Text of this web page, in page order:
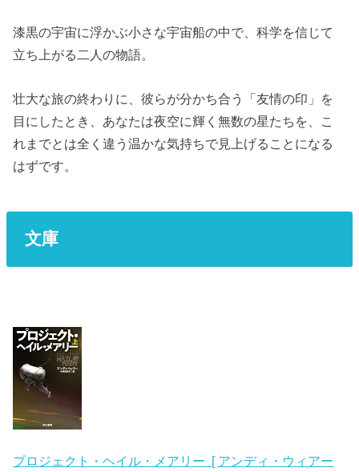
漆黒の宇宙に浮かぶ小さな宇宙船の中で、科学を信じて
立ち上がる二人の物語。
壮大な旅の終わりに、彼らが分かち合う「友情の印」を
目にしたとき、あなたは夜空に輝く無数の星たちを、こ
れまでとは全く違う温かな気持ちで見上げることになる
はずです。
文庫
プロジェクト・ヘイル・メアリー [ アンディ・ウィアー